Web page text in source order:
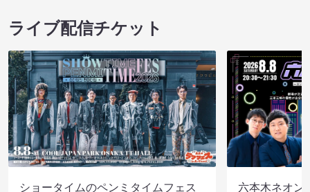
08/12 15:30 開場 16:00 開演
08/12 18:30 開
ライブ配信チケット